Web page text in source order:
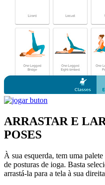
ARRASTAR E
POSES
À sua esquerda, tem uma
de posturas de ioga. Basta
arrastá-la para a tela à sua